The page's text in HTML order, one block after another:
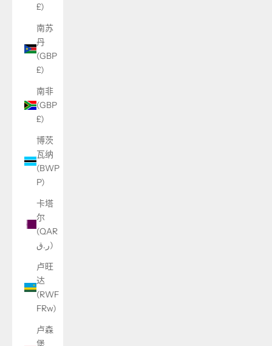
£)
南苏
丹
(GBP
£)
南非
(GBP
£)
博茨
瓦纳
(BWP
P)
卡塔
尔
(QAR
ر.ق)
卢旺
达
(RWF
FRw)
卢森
堡